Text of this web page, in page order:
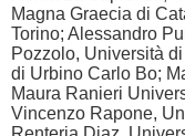
Magna Graecia di
Torino; Alessandro
Pozzolo, Università
di Urbino Carlo Bo;
Maura Ranieri
Vincenzo Rapone,